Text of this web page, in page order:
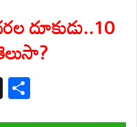
దూకుడు..10
T
hr